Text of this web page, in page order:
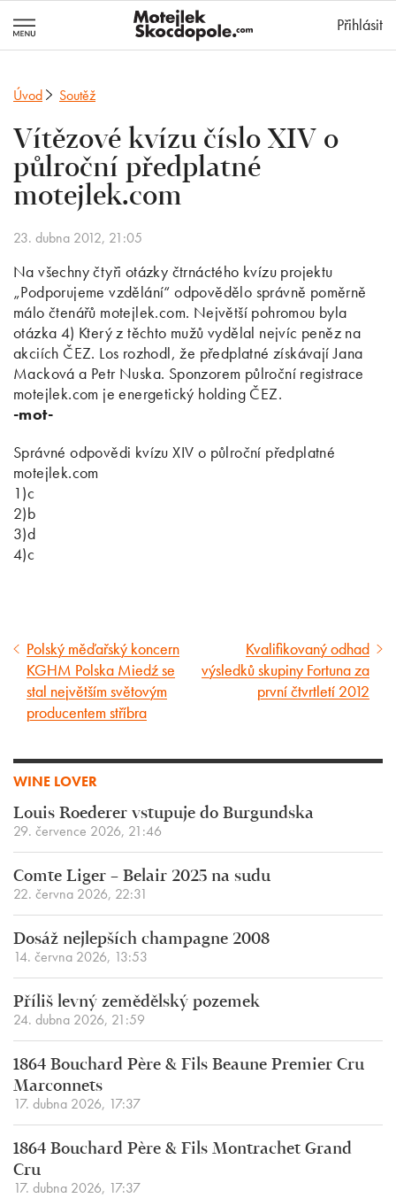
Přihlásit
Úvod Soutěž
Vítězové kvízu číslo XIV o
půlroční předplatné
motejlek.com
23. dubna 2012, 21:05
Na všechny čtyři otázky čtrnáctého kvízu projektu
„Podporujeme vzdělání“ odpovědělo správně poměrně
málo čtenářů motejlek.com. Největší pohromou byla
otázka 4) Který z těchto mužů vydělal nejvíc peněz na
akciích ČEZ. Los rozhodl, že předplatné získávají Jana
Macková a Petr Nuska. Sponzorem půlroční registrace
motejlek.com je energetický holding ČEZ.
-mot-
Správné odpovědi kvízu XIV o půlroční předplatné
motejlek.com
1)c
2)b
3)d
4)c
Předcházející
článek
Polský měďařský koncern
KGHM Polska Miedź se
stal největším světovým
producentem stříbra
Následující
článek
Kvalifikovaný odhad
výsledků skupiny Fortuna za
první čtvrtletí 2012
WINE LOVER
Louis Roederer vstupuje do Burgundska
29. července 2026, 21:46
Comte Liger – Belair 2025 na sudu
22. června 2026, 22:31
Dosáž nejlepších champagne 2008
14. června 2026, 13:53
Příliš levný zemědělský pozemek
24. dubna 2026, 21:59
1864 Bouchard Père & Fils Beaune Premier Cru
Marconnets
17. dubna 2026, 17:37
1864 Bouchard Père & Fils Montrachet Grand
Cru
17. dubna 2026, 17:37